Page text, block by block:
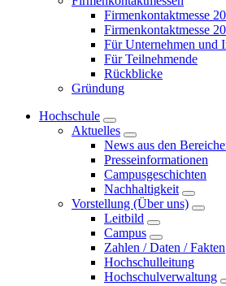
Firmenkontaktmesse
Firmenkontaktmesse
Für Unternehmen und
Für Teilnehmende
Rückblicke
Gründung
Hochschule
Aktuelles
News aus den
Presseinformationen
Campusgeschichten
Nachhaltigkeit
Vorstellung (Über uns)
Leitbild
Campus
Zahlen / Daten / Fakten
Hochschulleitung
Hochschulverwaltung